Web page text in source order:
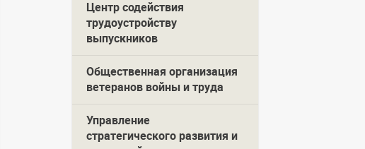
Центр содействия
трудоустройству
выпускников
Общественная организация
ветеранов войны и труда
Управление
стратегического развития и